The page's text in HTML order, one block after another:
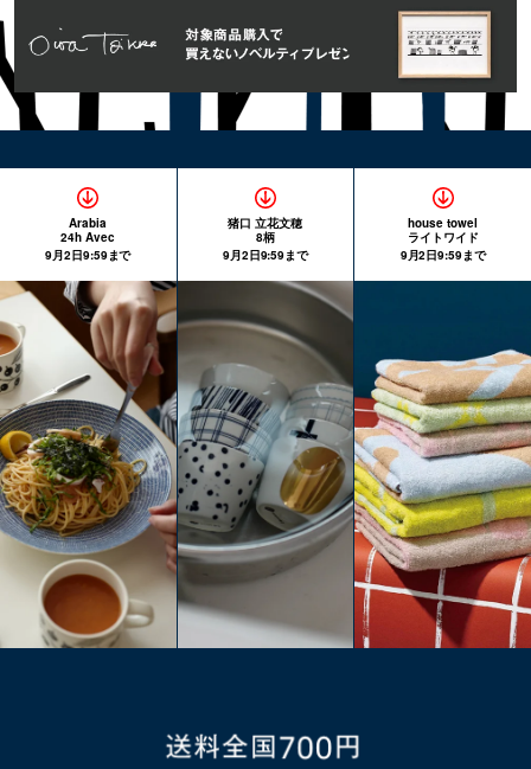
Arabia
24h Avec
9月2日9:59まで
猪口 立花文穂
8柄
9月2日9:59まで
house towel
ライトワイド
9月2日9:59まで